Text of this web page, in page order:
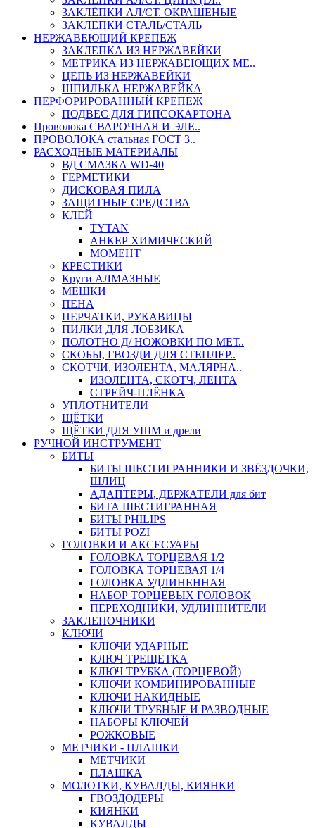
ЗАКЛЁПКИ АЛ/СТ. ОКРАШЕНЫЕ
ЗАКЛЁПКИ СТАЛЬ/СТАЛЬ
НЕРЖАВЕЮЩИЙ КРЕПЕЖ
ЗАКЛЕПКА ИЗ НЕРЖАВЕЙКИ
МЕТРИКА ИЗ НЕРЖАВЕЮЩИХ МЕ..
ЦЕПЬ ИЗ НЕРЖАВЕЙКИ
ШПИЛЬКА НЕРЖАВЕЙКА
ПЕРФОРИРОВАННЫЙ КРЕПЕЖ
ПОДВЕС ДЛЯ ГИПСОКАРТОНА
Проволока СВАРОЧНАЯ И ЭЛЕ..
ПРОВОЛОКА стальная ГОСТ 3..
РАСХОДНЫЕ МАТЕРИАЛЫ
ВД СМАЗКА WD-40
ГЕРМЕТИКИ
ДИСКОВАЯ ПИЛА
ЗАЩИТНЫЕ СРЕДСТВА
КЛЕЙ
TYTAN
АНКЕР ХИМИЧЕСКИЙ
МОМЕНТ
КРЕСТИКИ
Круги АЛМАЗНЫЕ
МЕШКИ
ПЕНА
ПЕРЧАТКИ, РУКАВИЦЫ
ПИЛКИ ДЛЯ ЛОБЗИКА
ПОЛОТНО Д/ НОЖОВКИ ПО МЕТ..
СКОБЫ, ГВОЗДИ ДЛЯ СТЕПЛЕР..
СКОТЧИ, ИЗОЛЕНТА, МАЛЯРНА..
ИЗОЛЕНТА, СКОТЧ, ЛЕНТА
СТРЕЙЧ-ПЛЁНКА
УПЛОТНИТЕЛИ
ЩЁТКИ
ЩЁТКИ ДЛЯ УШМ и дрели
РУЧНОЙ ИНСТРУМЕНТ
БИТЫ
БИТЫ ШЕСТИГРАННИКИ И ЗВЁЗДОЧКИ,
ШЛИЦ
АДАПТЕРЫ, ДЕРЖАТЕЛИ для бит
БИТА ШЕСТИГРАННАЯ
БИТЫ PHILIPS
БИТЫ POZI
ГОЛОВКИ И АКСЕСУАРЫ
ГОЛОВКА ТОРЦЕВАЯ 1/2
ГОЛОВКА ТОРЦЕВАЯ 1/4
ГОЛОВКА УДЛИНЕННАЯ
НАБОР ТОРЦЕВЫХ ГОЛОВОК
ПЕРЕХОДНИКИ, УДЛИННИТЕЛИ
ЗАКЛЕПОЧНИКИ
КЛЮЧИ
КЛЮЧИ УДАРНЫЕ
КЛЮЧ ТРЕЩЕТКА
КЛЮЧ ТРУБКА (ТОРЦЕВОЙ)
КЛЮЧИ КОМБИНИРОВАННЫЕ
КЛЮЧИ НАКИДНЫЕ
КЛЮЧИ ТРУБНЫЕ И РАЗВОДНЫЕ
НАБОРЫ КЛЮЧЕЙ
РОЖКОВЫЕ
МЕТЧИКИ - ПЛАШКИ
МЕТЧИКИ
ПЛАШКА
МОЛОТКИ, КУВАЛДЫ, КИЯНКИ
ГВОЗДОДЕРЫ
КИЯНКИ
КУВАЛДЫ